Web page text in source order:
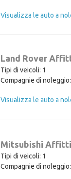
Visualizza le auto a
Land Rover
Tipi di veicoli: 1
Compagnie di noleggio:
Mitsubishi Affitti
Tipi di veicoli: 1
Compagnie di